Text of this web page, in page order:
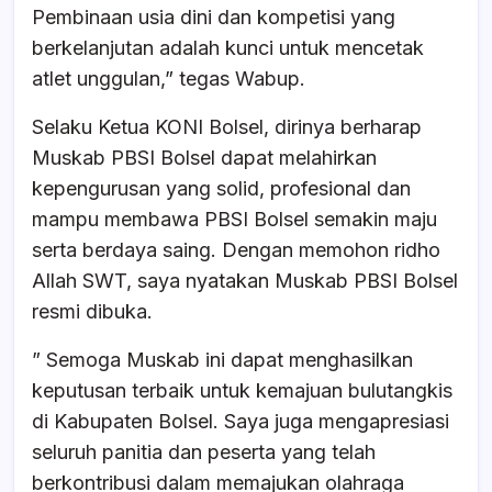
Pembinaan usia dini dan kompetisi yang
berkelanjutan adalah kunci untuk mencetak
atlet unggulan,” tegas Wabup.
Selaku Ketua KONI Bolsel, dirinya berharap
Muskab PBSI Bolsel dapat melahirkan
kepengurusan yang solid, profesional dan
mampu membawa PBSI Bolsel semakin maju
serta berdaya saing. Dengan memohon ridho
Allah SWT, saya nyatakan Muskab PBSI Bolsel
resmi dibuka.
” Semoga Muskab ini dapat menghasilkan
keputusan terbaik untuk kemajuan bulutangkis
di Kabupaten Bolsel. Saya juga mengapresiasi
seluruh panitia dan peserta yang telah
berkontribusi dalam memajukan olahraga